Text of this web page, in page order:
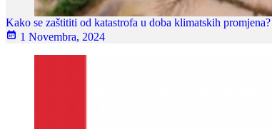
Kako se zaštititi od katastrofa u doba klimatskih promjena?
1 Novembra, 2024